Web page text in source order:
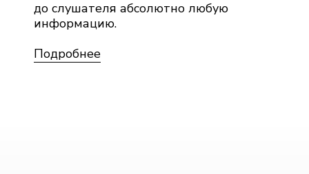
до слушателя абсолютно любую
информацию.
Подробнее